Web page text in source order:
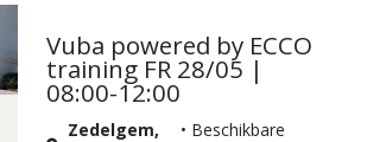
Vuba powered by ECCO
training FR 28/05 |
08:00-12:00
Zedelgem,
• Beschikbare